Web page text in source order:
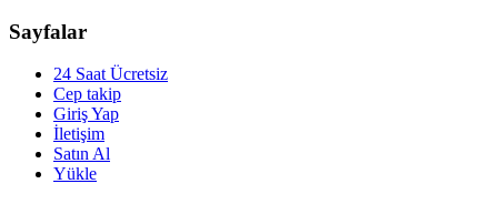
Sayfalar
24 Saat Ücretsiz
Cep takip
Giriş Yap
İletişim
Satın Al
Yükle